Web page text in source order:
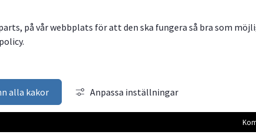
på vår webbplats för att den ska fungera så bra som
alla kakor Anpassa inställningar